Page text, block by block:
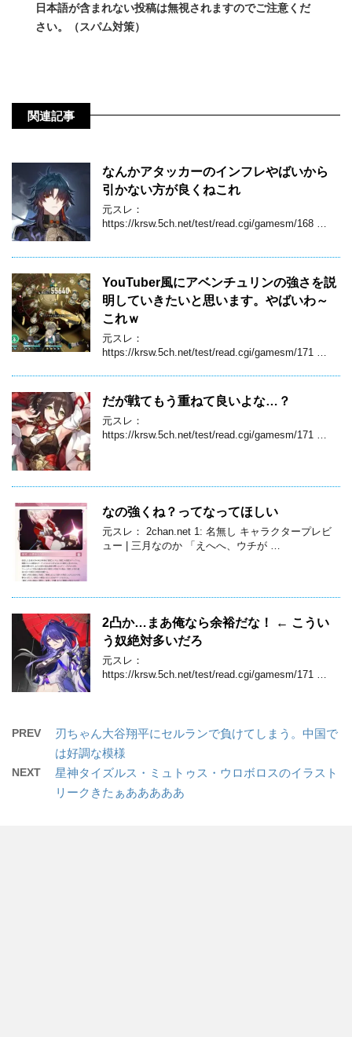
日本語が含まれない投稿は無視されますのでご注意くだ
さい。（スパム対策）
関連記事
なんかアタッカーのインフレやばいから
引かない方が良くねこれ
元スレ：
https://krsw.5ch.net/test/read.cgi/gamesm/168 …
YouTuber風にアベンチュリンの強さを説
明していきたいと思います。やばいわ～
これｗ
元スレ：
https://krsw.5ch.net/test/read.cgi/gamesm/171 …
だが戦てもう重ねて良いよな…？
元スレ：
https://krsw.5ch.net/test/read.cgi/gamesm/171 …
なの強くね？ってなってほしい
元スレ： 2chan.net 1: 名無し キャラクタープレビ
ュー | 三月なのか 「えへへ、ウチが …
2凸か…まあ俺なら余裕だな！ ← こうい
う奴絶対多いだろ
元スレ：
https://krsw.5ch.net/test/read.cgi/gamesm/171 …
PREV
刃ちゃん大谷翔平にセルランで負けてしまう。中国で
は好調な模様
NEXT
星神タイズルス・ミュトゥス・ウロボロスのイラスト
リークきたぁあああああ